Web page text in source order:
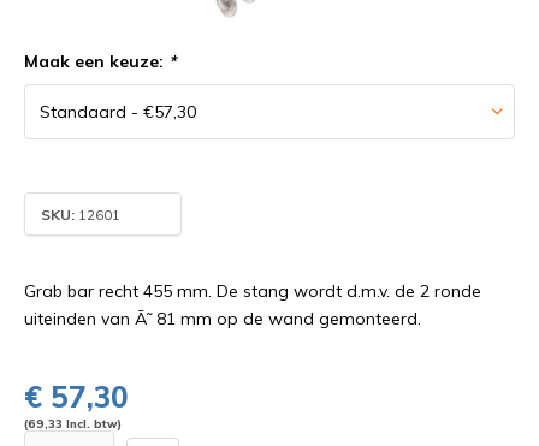
Maak een keuze: *
SKU: 12601
Grab bar recht 455 mm. De stang wordt d.m.v. de 2 ronde
uiteinden van Ã˜ 81 mm op de wand gemonteerd.
€ 57,30
(69,33 Incl. btw)